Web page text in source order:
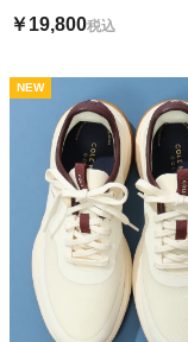
￥19,800税込
NEW